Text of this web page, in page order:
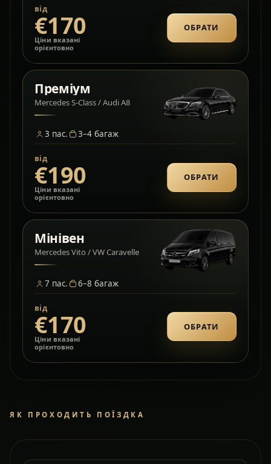
від
€170
Ціни вказані
орієнтовно
ОБРАТИ
Преміум
Mercedes S-Class / Audi A8
3 пас. 3–4 багаж
від
€190
Ціни вказані
орієнтовно
ОБРАТИ
Мінівен
Mercedes Vito / VW Caravelle
7 пас. 6–8 багаж
від
€170
Ціни вказані
орієнтовно
ОБРАТИ
ЯК ПРОХОДИТЬ ПОЇЗДКА